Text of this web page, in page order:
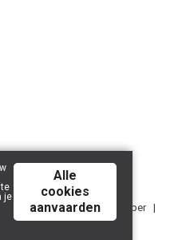
796 - RPR Gent, afdeling Ieper |
Tilroy.
je
Alle
cookies
aanvaarden